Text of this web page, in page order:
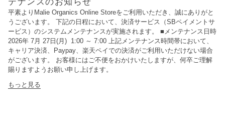
平素よりMalie Organics Online Storeをご利用いただき、誠にありがと
うございます。 下記の日程において、決済サービス（SBペイメントサ
ービス）のシステムメンテナンスが実施されます。 ■メンテナンス日時
2026年 7月 27日(月) 1:00 ～ 7:00 上記メンテナンス時間帯において、
キャリア決済、Paypay、楽天ペイでの決済がご利用いただけない場合
がございます。 お客様にはご不便をおかけいたしますが、何卒ご理解
賜りますようお願い申し上げます。
もっと見る